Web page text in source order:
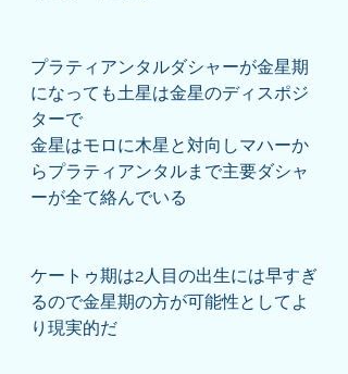
プラティアンタルダシャーが金星期
になっても土星は金星のディスポジ
ターで
金星はモロに木星と対向しマハーか
らプラティアンタルまで主要ダシャ
ーが全て絡んでいる
ケートゥ期は2人目の出生には早すぎ
るので金星期の方が可能性としてよ
り現実的だ